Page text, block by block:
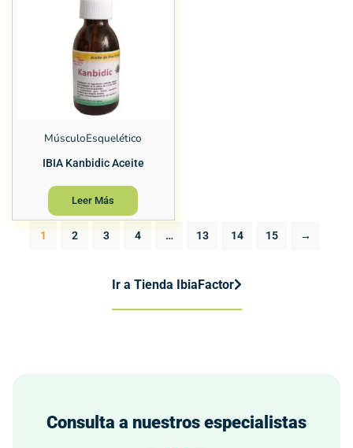
MúsculoEsquelético
IBIA Kanbidic Aceite
Leer Más
1 2 3 4 … 13 14 15 →
Ir a Tienda IbiaFactor
Consulta a nuestros especialistas